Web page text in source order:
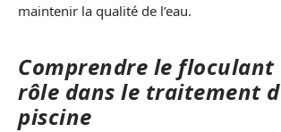
maintenir la qualité de l’eau.
Comprendre le floculant
rôle dans le traitement
piscine